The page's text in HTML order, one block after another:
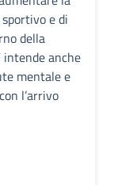
e di
della
anche
mentale e
l’arrivo